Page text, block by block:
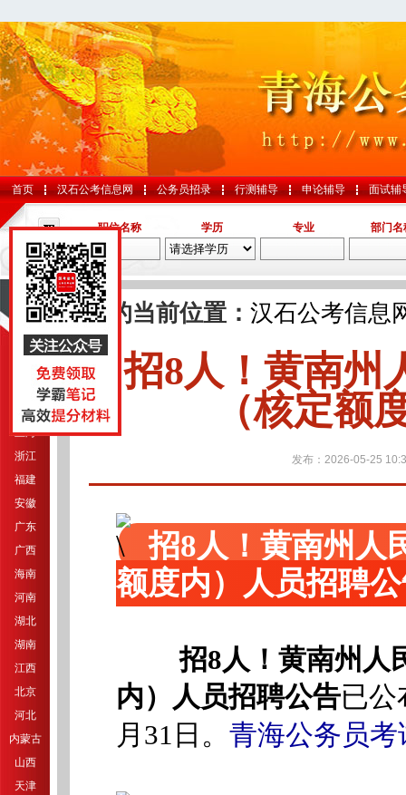
首页 汉石公考信息网 公务员招录 行测辅导 申论辅导 面试辅
职位名称 学历 专业 部门名
导航
江苏
上海
浙江
福建
安徽
广东
广西
海南
河南
湖北
湖南
江西
北京
河北
内蒙古
山西
天津
您的当前位置： 汉石公考信息
招8人！黄南州
（核定额
发布：2026-05-25
招8人！黄南州人
额度内）人员招聘
招8人！黄南州人
内）人员招聘公告已
月31日。 青海公务员考